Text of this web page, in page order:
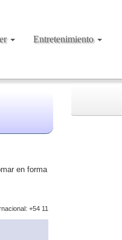
Entretenimiento
en forma
+54 11